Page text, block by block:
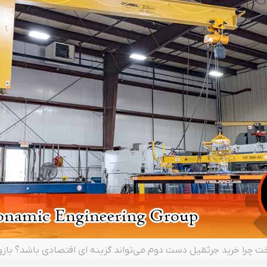
چرا خرید جرثقیل دست دوم می‌تواند گزینه‌ ای اقتصادی باشد؟